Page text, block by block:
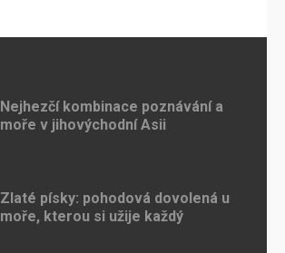
Nejhezčí kombinace poznávání a
moře v jihovýchodní Asii
Zlaté písky: pohodová dovolená u
moře, kterou si užije každý